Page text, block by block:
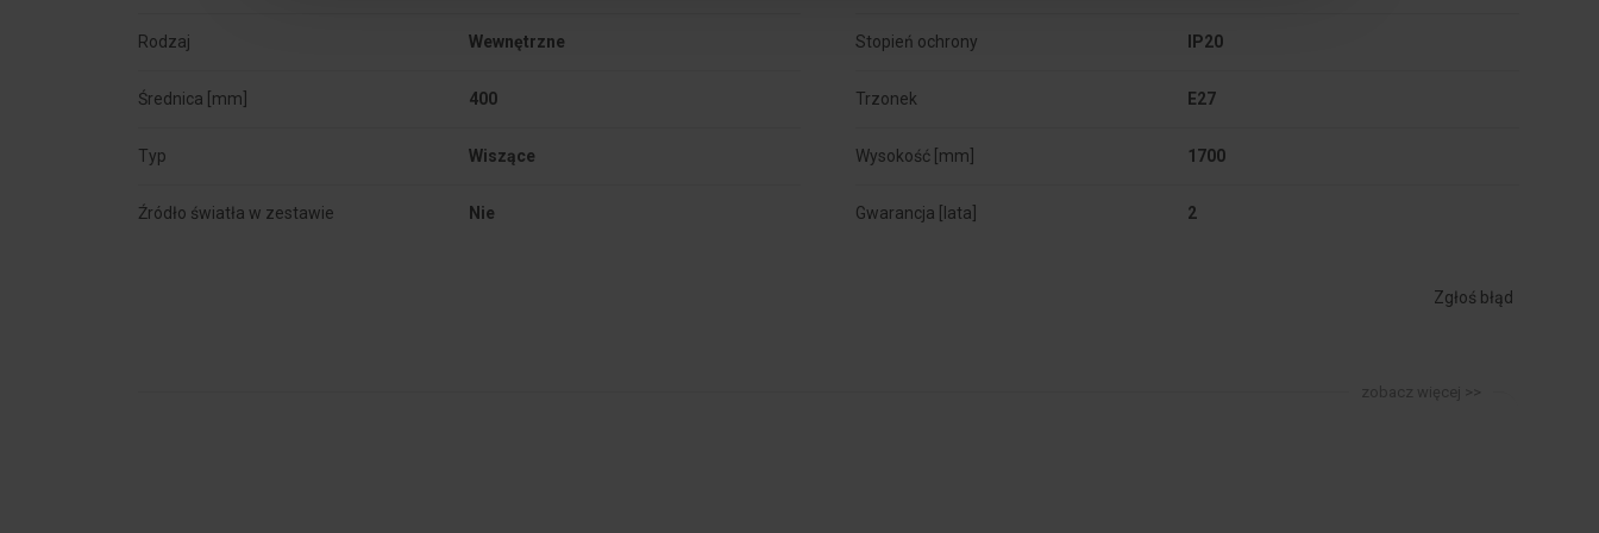
Rodzaj Wewnętrzne
Średnica [mm] 400
Typ Wiszące
Źródło światła w zestawie Nie
Stopień ochrony IP20
Trzonek E27
Wysokość [mm] 1700
Gwarancja [lata] 2
Zgłoś błąd
zobacz więcej >>